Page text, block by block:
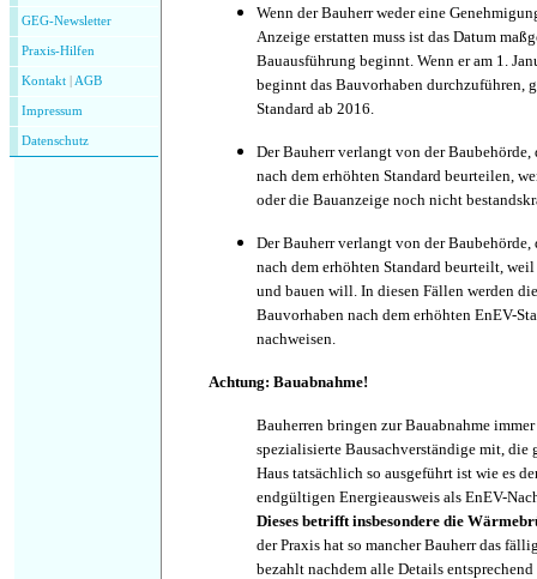
GEG-Newsletter
Praxis-Hilfen
Kontakt AGB
Impressum
Datenschutz
Wenn der Bauherr weder eine
Anzeige erstatten muss ist das Datum
Bauausführung beginnt. Wenn er am 1.
beginnt das Bauvorhaben durchzuführen,
Standard ab 2016.
Der Bauherr verlangt von der Baubehörde,
nach dem erhöhten Standard beurteilen,
oder die Bauanzeige noch nicht
Der Bauherr verlangt von der Baubehörde,
nach dem erhöhten Standard beurteilt,
und bauen will. In diesen Fällen werden
Bauvorhaben nach dem erhöhten EnEV-
nachweisen.
Achtung: Bauabnahme!
Bauherren bringen zur Bauabnahme
spezialisierte Bausachverständige mit, die
Haus tatsächlich so ausgeführt ist wie es
endgültigen Energieausweis als EnEV-
Dieses betrifft insbesondere die
der Praxis hat so mancher Bauherr das
bezahlt nachdem alle Details entsprechend